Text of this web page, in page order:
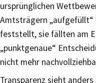
ursprünglichen
Amtsträgern
feststellt, sie fällten am
„punktgenaue“
nicht mehr
Transparenz sieht